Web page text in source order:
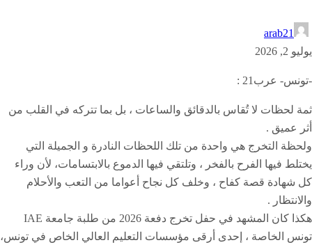
arab21
يوليو 2, 2026
-تونس- عرب21 :
ثمة لحظات لا تُقاس بالدقائق والساعات ، بل بما تتركه في القلب من
أثر عميق .
ولحظة التخرج هي واحدة من تلك اللحظات النادرة و الجميلة التي
يختلط فيها الفرح بالفخر ، وتلتقي فيها الدموع بالابتسامات، لأن وراء
كل شهادة قصة كفاح ، وخلف كل نجاح أعواما من التعب والأحلام
والانتظار .
هكذا كان المشهد في حفل تخرج دفعة 2026 من طلبة جامعة IAE
تونس الخاصة ، إحدى أرقى مؤسسات التعليم العالي الخاص في تونس،